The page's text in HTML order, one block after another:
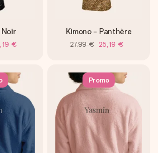
€
Kimono - Panthère
27,99 € 25,19 €
Promo